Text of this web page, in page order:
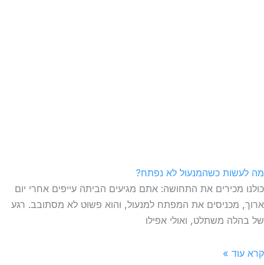
מה לעשות כשהמנעול לא נפתח?
כולנו מכירים את התחושה: אתם מגיעים הביתה עייפים אחרי יום
ארוך, מכניסים את המפתח למנעול, והוא פשוט לא מסתובב. רגע
של בהלה משתלט, ואולי אפילו
קרא עוד »